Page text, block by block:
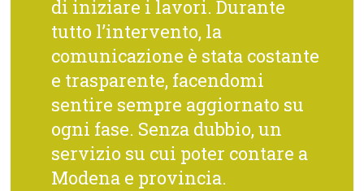
di iniziare i lavori. Durante
tutto l’intervento, la
comunicazione è stata costante
e trasparente, facendomi
sentire sempre aggiornato su
ogni fase. Senza dubbio, un
servizio su cui poter contare a
Modena e provincia.